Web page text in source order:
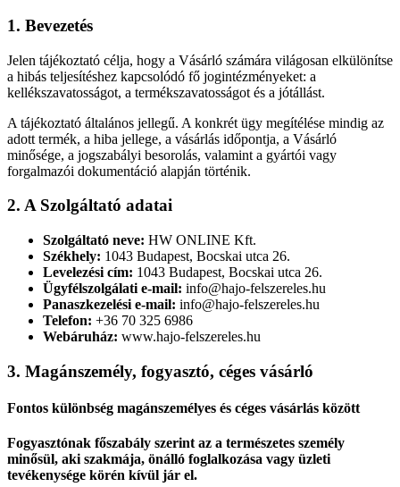
1. Bevezetés
Jelen tájékoztató célja, hogy a Vásárló számára világosan elkülönítse
a hibás teljesítéshez kapcsolódó fő jogintézményeket: a
kellékszavatosságot, a termékszavatosságot és a jótállást.
A tájékoztató általános jellegű. A konkrét ügy megítélése mindig az
adott termék, a hiba jellege, a vásárlás időpontja, a Vásárló
minősége, a jogszabályi besorolás, valamint a gyártói vagy
forgalmazói dokumentáció alapján történik.
2. A Szolgáltató adatai
Szolgáltató neve: HW ONLINE Kft.
Székhely: 1043 Budapest, Bocskai utca 26.
Levelezési cím: 1043 Budapest, Bocskai utca 26.
Ügyfélszolgálati e-mail: info@hajo-felszereles.hu
Panaszkezelési e-mail: info@hajo-felszereles.hu
Telefon: +36 70 325 6986
Webáruház: www.hajo-felszereles.hu
3. Magánszemély, fogyasztó, céges vásárló
Fontos különbség magánszemélyes és céges vásárlás között
Fogyasztónak főszabály szerint az a természetes személy
minősül, aki szakmája, önálló foglalkozása vagy üzleti
tevékenysége körén kívül jár el.